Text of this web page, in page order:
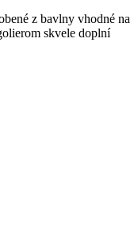
z bavlny vhodné na
skvele doplní